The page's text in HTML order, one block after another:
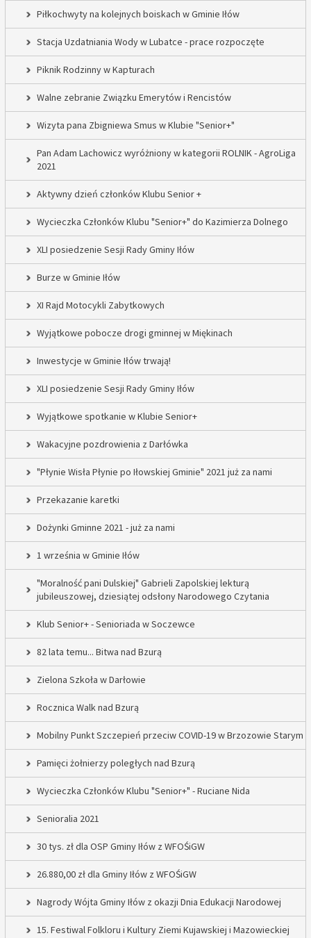
Piłkochwyty na kolejnych boiskach w Gminie Iłów
Stacja Uzdatniania Wody w Lubatce - prace rozpoczęte
Piknik Rodzinny w Kapturach
Walne zebranie Związku Emerytów i Rencistów
Wizyta pana Zbigniewa Smus w Klubie "Senior+"
Pan Adam Lachowicz wyróżniony w kategorii ROLNIK - AgroLiga
2021
Aktywny dzień członków Klubu Senior +
Wycieczka Członków Klubu "Senior+" do Kazimierza Dolnego
XLI posiedzenie Sesji Rady Gminy Iłów
Burze w Gminie Iłów
XI Rajd Motocykli Zabytkowych
Wyjątkowe pobocze drogi gminnej w Miękinach
Inwestycje w Gminie Iłów trwają!
XLI posiedzenie Sesji Rady Gminy Iłów
Wyjątkowe spotkanie w Klubie Senior+
Wakacyjne pozdrowienia z Darłówka
"Płynie Wisła Płynie po Iłowskiej Gminie" 2021 już za nami
Przekazanie karetki
Dożynki Gminne 2021 - już za nami
1 września w Gminie Iłów
"Moralność pani Dulskiej" Gabrieli Zapolskiej lekturą
jubileuszowej, dziesiątej odsłony Narodowego Czytania
Klub Senior+ - Senioriada w Soczewce
82 lata temu... Bitwa nad Bzurą
Zielona Szkoła w Darłowie
Rocznica Walk nad Bzurą
Mobilny Punkt Szczepień przeciw COVID-19 w Brzozowie Starym
Pamięci żołnierzy poległych nad Bzurą
Wycieczka Członków Klubu "Senior+" - Ruciane Nida
Senioralia 2021
30 tys. zł dla OSP Gminy Iłów z WFOŚiGW
26.880,00 zł dla Gminy Iłów z WFOŚiGW
Nagrody Wójta Gminy Iłów z okazji Dnia Edukacji Narodowej
15. Festiwal Folkloru i Kultury Ziemi Kujawskiej i Mazowieckiej